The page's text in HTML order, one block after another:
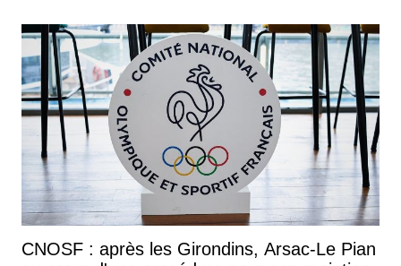
CNOSF : après les Girondins, Arsac-Le Pian